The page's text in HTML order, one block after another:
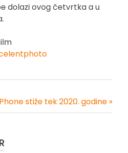
dolazi ovog četvrtka a u
stiže tek 2020. godine »